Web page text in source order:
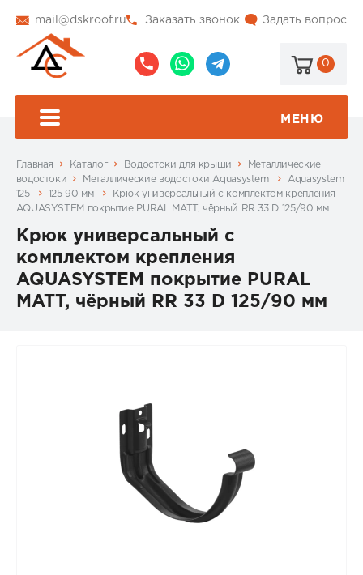
mail@dskroof.ru Задать вопрос
Заказать звонок
0
МЕНЮ
Главная Каталог Водостоки для крыши
Металлические
водостоки
Металлические водостоки Aquasystem
Aquasystem
125
125 90 мм
Крюк универсальный с комплектом крепления
AQUASYSTEM покрытие PURAL MATT, чёрный RR 33 D 125/90 мм
Крюк универсальный с
комплектом крепления
AQUASYSTEM покрытие PURAL
MATT, чёрный RR 33 D 125/90 мм